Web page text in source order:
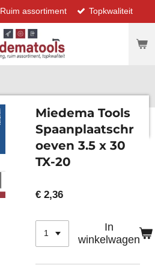
Ruim assortiment Topkwaliteit
Miedema Tools
Spaanplaatschr
oeven 3.5 x 30
TX-20
€ 2,36
In
winkelwagen